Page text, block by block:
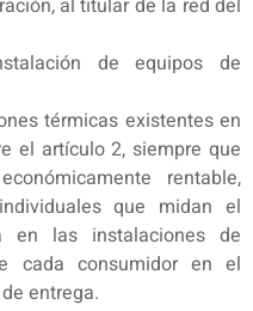
al titular de la red del
de equipos de
térmicas existentes en
el artículo 2, siempre que
rentable,
que midan el
en las instalaciones de
cada consumidor en el
entrega.